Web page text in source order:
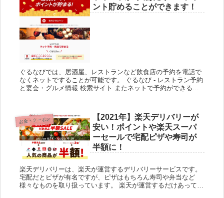
ント貯めることができます！
ぐるなびでは、居酒屋、レストランなど飲食店の予約を電話で
なくネットですることが可能です。 ぐるなび - レストラン予約
と宴会・グルメ情報 検索サイト またネットで予約ができるだ
お金・クーポン
【2021年】楽天デリバリーが
安い！ポイントや楽天スーパ
ーセールで宅配ピザや寿司が
半額に！
楽天デリバリーは、楽天が運営するデリバリーサービスです。
宅配だとピザが有名ですが、ピザはもちろん寿司や弁当など
様々なものを取り扱っています。 楽天が運営するだけあって決